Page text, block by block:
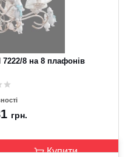
8 на 8 плафонів
грн.
Купити